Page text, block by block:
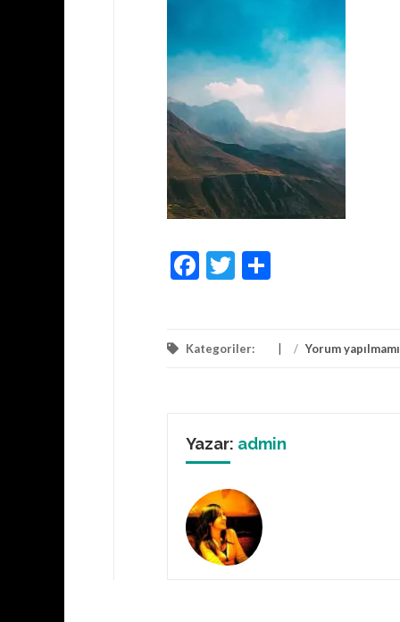
Facebook
Twitter
Kategoriler: / Yorum
Yazar: admin